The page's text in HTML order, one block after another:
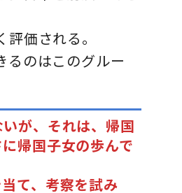
価される。
るのはこのグルー
が、それは、帰国
帰国子女の歩んで
て、考察を試み